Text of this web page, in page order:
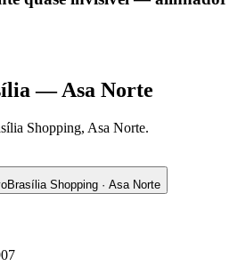
— Asa Norte
Shopping, Asa Norte.
Brasília Shopping · Asa Norte